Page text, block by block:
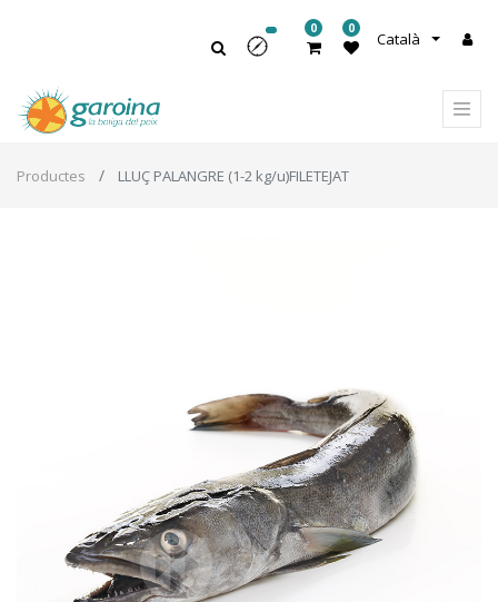
Català
0 0
Productes LLUÇ PALANGRE (1-2 kg/u)FILETEJAT